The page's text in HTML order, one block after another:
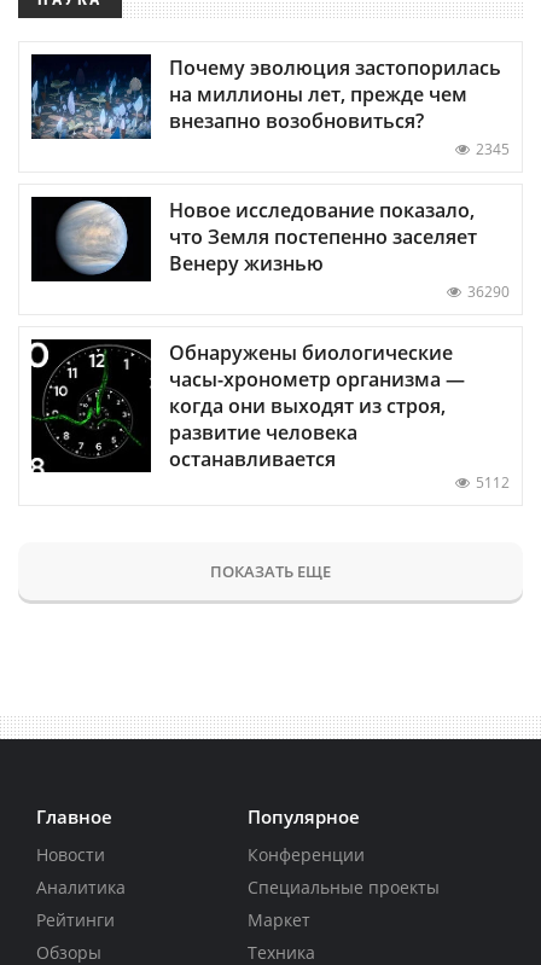
Почему эволюция застопорилась
на миллионы лет, прежде чем
внезапно возобновиться?
2345
Новое исследование показало,
что Земля постепенно заселяет
Венеру жизнью
36290
Обнаружены биологические
часы-хронометр организма —
когда они выходят из строя,
развитие человека
останавливается
5112
ПОКАЗАТЬ ЕЩЕ
Главное
Новости
Аналитика
Рейтинги
Обзоры
Популярное
Конференции
Специальные проекты
Маркет
Техника